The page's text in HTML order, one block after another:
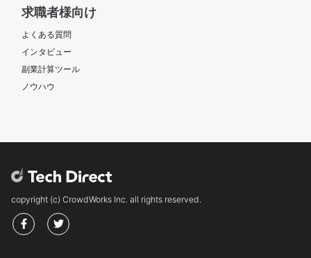
求職者様向け
よくある質問
インタビュー
副業計算ツール
ノウハウ
copyright (c) CrowdWorks Inc. all rights reserved.